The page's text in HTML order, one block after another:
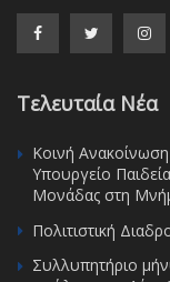
Τελευταία Νέα
Κοινή Ανακοίνωση
Υπουργείο
Μονάδας στη
Πολιτιστική
Συλλυπητήριο